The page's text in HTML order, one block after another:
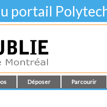
portail
Déposer Parcourir